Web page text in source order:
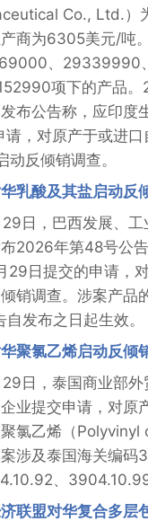
Co., Ltd.）
商为6305美元/吨
、29339990
项下的产品
布公告称，应印度
，对原产于或进口
动反倾销调查。
乳酸及其盐启动反
日，巴西发展、工
2026年第48号公
29日提交的申请，
销调查。涉案产品
发布之日起生效。
聚氯乙烯启动反倾
日，泰国商业部外
业提交申请，对原
氯乙烯（Polyvinyl
涉及泰国海关编码
、3904.10.99
联盟对华复合多层